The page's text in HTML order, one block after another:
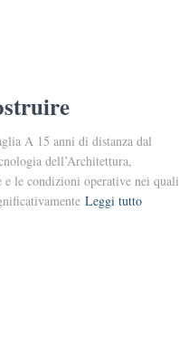
A 15 anni di distanza dal
dell’Architettura,
e le condizioni operative nei quali
Leggi tutto